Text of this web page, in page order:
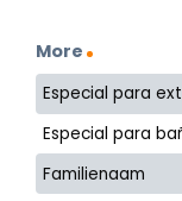
More
Especial para
Especial para
Familienaam